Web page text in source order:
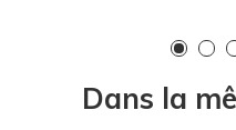
Dans la